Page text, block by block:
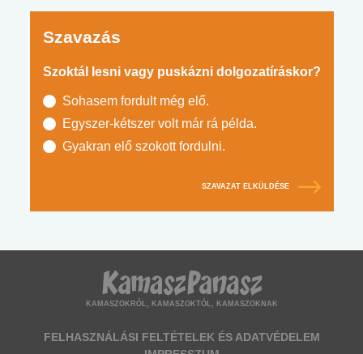
Szavazás
Szoktál lesni vagy puskázni dolgozatíráskor?
Sohasem fordult még elő.
Egyszer-kétszer volt már rá példa.
Gyakran elő szokott fordulni.
SZAVAZAT ELKÜLDÉSE
KAMASZOKRÓL, KAMASZOKTÓL, KAMASZOKNAK
FELHASZNÁLÁSI FELTÉTELEK ÉS ADATVÉDELEM